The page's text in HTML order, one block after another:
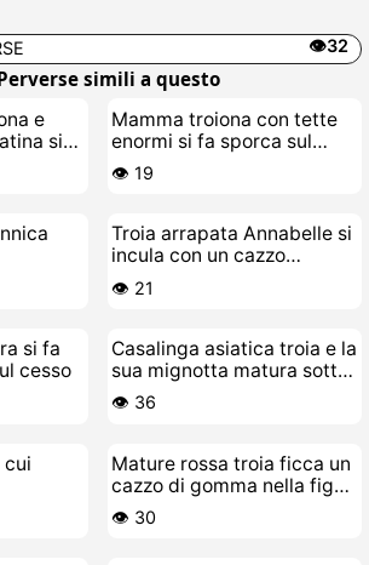
gangbang.
👁️32
simili a questo
e
si
Mamma troiona con tette
enormi si fa sporca sul
cesso
👁️ 19
Troia arrapata Annabelle si
incula con un cazzo
mostruoso
👁️ 21
si fa
cesso
Casalinga asiatica troia e la
sua mignotta matura sotto
la doccia
👁️ 36
cui
Mature rossa troia ficca un
cazzo di gomma nella figa
pelosa
👁️ 30